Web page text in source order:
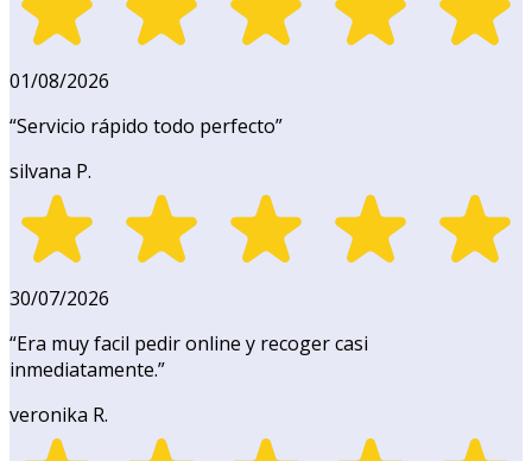
01/08/2026
“Servicio rápido todo perfecto”
silvana P.
30/07/2026
“Era muy facil pedir online y recoger casi
inmediatamente.”
veronika R.